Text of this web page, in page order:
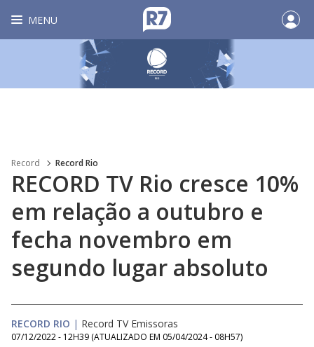
MENU
Record Record Rio
RECORD TV Rio cresce 10%
em relação a outubro e
fecha novembro em
segundo lugar absoluto
RECORD RIO | Record TV Emissoras
07/12/2022 - 12H39 (ATUALIZADO EM 05/04/2024 - 08H57)